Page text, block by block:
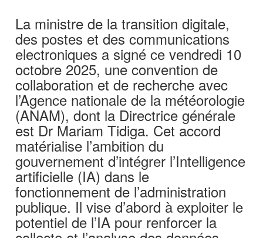
La ministre de la transition digitale,
des postes et des communications
electroniques a signé ce vendredi 10
octobre 2025, une convention de
collaboration et de recherche avec
l’Agence nationale de la météorologie
(ANAM), dont la Directrice générale
est Dr Mariam Tidiga. Cet accord
matérialise l’ambition du
gouvernement d’intégrer l’Intelligence
artificielle (IA) dans le
fonctionnement de l’administration
publique. Il vise d’abord à exploiter le
potentiel de l’IA pour renforcer la